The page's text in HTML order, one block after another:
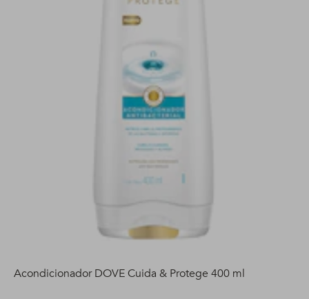
Acondicionador DOVE Cuida & Protege 400 ml